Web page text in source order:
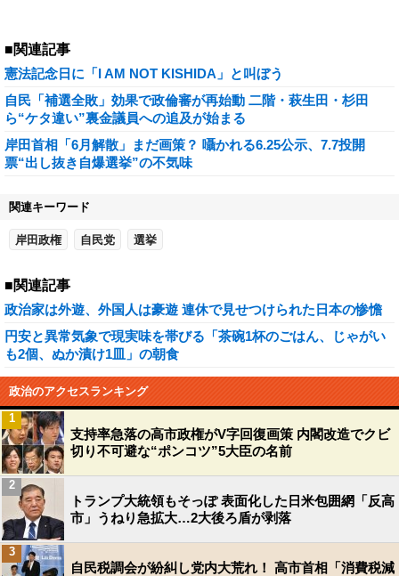
■関連記事
憲法記念日に「I AM NOT KISHIDA」と叫ぼう
自民「補選全敗」効果で政倫審が再始動 二階・萩生田・杉田
ら“ケタ違い”裏金議員への追及が始まる
岸田首相「6月解散」まだ画策？ 囁かれる6.25公示、7.7投開
票“出し抜き自爆選挙”の不気味
関連キーワード
岸田政権 自民党 選挙
■関連記事
政治家は外遊、外国人は豪遊 連休で見せつけられた日本の惨憺
円安と異常気象で現実味を帯びる「茶碗1杯のごはん、じゃがい
も2個、ぬか漬け1皿」の朝食
政治のアクセスランキング
支持率急落の高市政権がV字回復画策 内閣改造でクビ
切り不可避な“ポンコツ”5大臣の名前
1
トランプ大統領もそっぽ 表面化した日米包囲網「反高
市」うねり急拡大…2大後ろ盾が剥落
2
自民税調会が紛糾し党内大荒れ！ 高市首相「消費税減
3